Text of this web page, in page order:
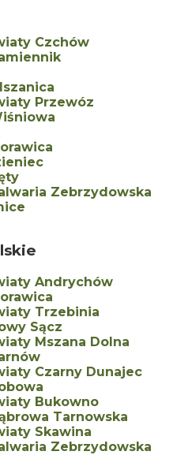
Czchów
Przewóz
Zebrzydowska
Andrychów
Trzebinia
Sącz
Mszana Dolna
Czarny Dunajec
Bukowno
Tarnowska
Skawina
Zebrzydowska